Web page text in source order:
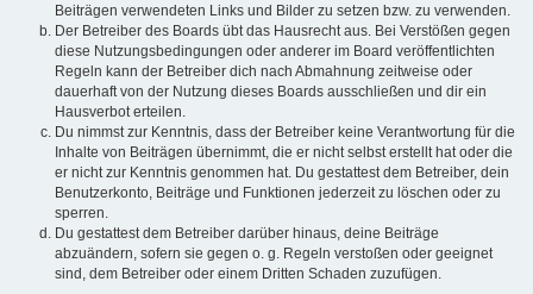
Beiträgen verwendeten Links und Bilder zu setzen bzw. zu verwenden.
Der Betreiber des Boards übt das Hausrecht aus. Bei Verstößen gegen
diese Nutzungsbedingungen oder anderer im Board veröffentlichten
Regeln kann der Betreiber dich nach Abmahnung zeitweise oder
dauerhaft von der Nutzung dieses Boards ausschließen und dir ein
Hausverbot erteilen.
Du nimmst zur Kenntnis, dass der Betreiber keine Verantwortung für die
Inhalte von Beiträgen übernimmt, die er nicht selbst erstellt hat oder die
er nicht zur Kenntnis genommen hat. Du gestattest dem Betreiber, dein
Benutzerkonto, Beiträge und Funktionen jederzeit zu löschen oder zu
sperren.
Du gestattest dem Betreiber darüber hinaus, deine Beiträge
abzuändern, sofern sie gegen o. g. Regeln verstoßen oder geeignet
sind, dem Betreiber oder einem Dritten Schaden zuzufügen.